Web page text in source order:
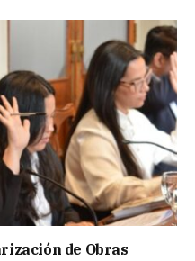
de Obras